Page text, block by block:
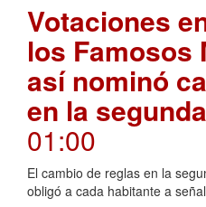
Votaciones
los Famosos
así nominó
en la
01:00
El cambio de reglas en la
obligó a cada habitante a